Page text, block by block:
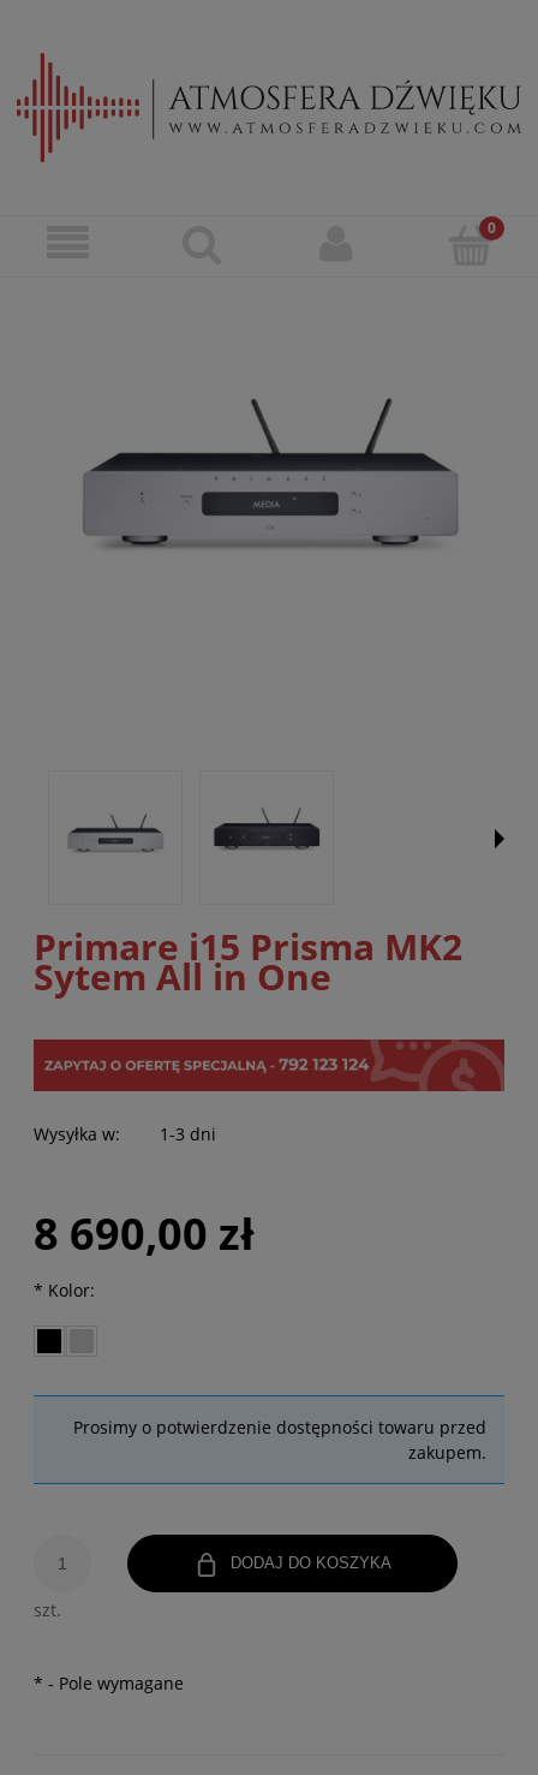
Primare i15 Prisma MK2
Sytem All in One
Wysyłka w: 1-3 dni
8 690,00 zł
* Kolor:
Prosimy o potwierdzenie dostępności towaru przed
zakupem.
szt.
DODAJ DO KOSZYKA
* - Pole wymagane